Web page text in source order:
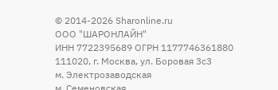
© 2014-2026 Sharonline.ru
ООО "ШАРОНЛАЙН"
ИНН 7722395689 ОГРН 1177746361880
111020, г. Москва, ул. Боровая 3c3
м. Электрозаводская